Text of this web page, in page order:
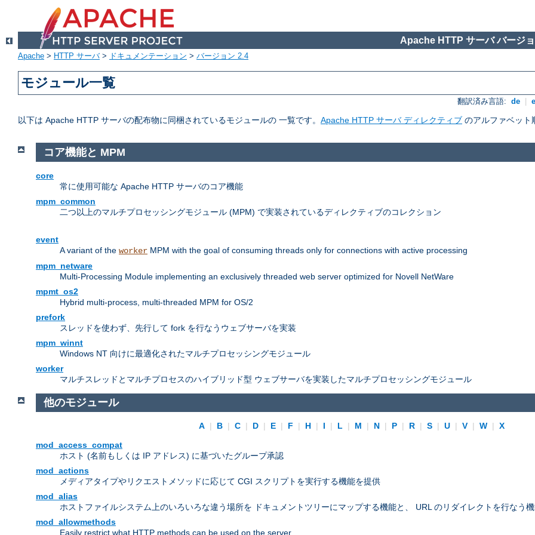
Apache HTTP サーバ バージ
Apache > HTTP サーバ> ドキュメンテーション > バージョン 2.4
モジュール一覧
翻訳済み言語: de
以下は Apache HTTP サーバの配布物に同梱されているモジュールの 一覧です。 Apache HTTP サーバ ディレクティブ のアルファベット
コア機能と MPM
core
常に使用可能な Apache HTTP サーバのコア機能
mpm_common
二つ以上のマルチプロセッシングモジュール (MPM) で実装されているディレクティブのコレクション
event
A variant of the worker MPM with the goal of consuming threads only for connections with active processing
mpm_netware
Multi-Processing Module implementing an exclusively threaded web server optimized for Novell NetWare
mpmt_os2
Hybrid multi-process, multi-threaded MPM for OS/2
prefork
スレッドを使わず、先行して fork を行なうウェブサーバを実装
mpm_winnt
Windows NT 向けに最適化されたマルチプロセッシングモジュール
worker
マルチスレッドとマルチプロセスのハイブリッド型 ウェブサーバを実装したマルチプロセッシングモジュール
他のモジュール
A | B | C | D | E | F | H | I | L | M | N | P | R | S | U | V | W |
X
mod_access_compat
ホスト (名前もしくは IP アドレス) に基づいたグループ承認
mod_actions
メディアタイプやリクエストメソッドに応じて CGI スクリプトを実行する機能を提供
mod_alias
ホストファイルシステム上のいろいろな違う場所を ドキュメントツリーにマップする機能と、 URL のリダイレクトを行なう
mod_allowmethods
Easily restrict what HTTP methods can be used on the server